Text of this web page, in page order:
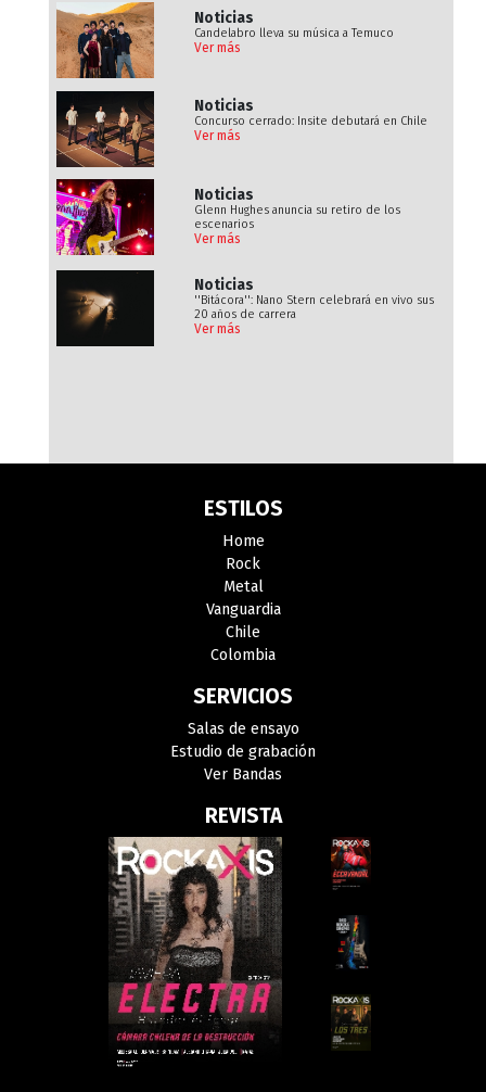
Noticias
Candelabro lleva su música a Temuco
Ver más
Noticias
Concurso cerrado: Insite debutará en Chile
Ver más
Noticias
Glenn Hughes anuncia su retiro de los
escenarios
Ver más
Noticias
''Bitácora'': Nano Stern celebrará en vivo sus
20 años de carrera
Ver más
ESTILOS
Home
Rock
Metal
Vanguardia
Chile
Colombia
SERVICIOS
Salas de ensayo
Estudio de grabación
Ver Bandas
REVISTA